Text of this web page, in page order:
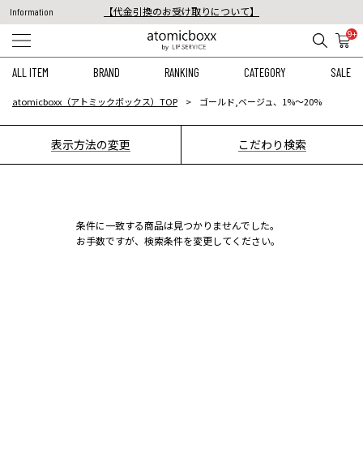
Information
【代金引換のお受け取りについて】
税込11,000円以上のご注文で送料無料！
9+
ALL ITEM BRAND RANKING CATEGORY SALE
atomicboxx（アトミックボックス）TOP ゴールド,ベージュ、1%〜20%
表示方法の変更 こだわり検索
条件に一致する商品は見つかりませんでした。
お手数ですが、検索条件を変更してください。